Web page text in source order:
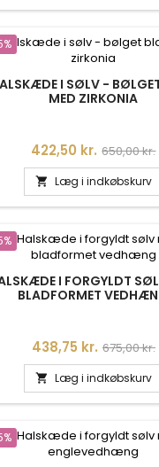
I SØLV -
MED ZIRKONIA
Pris
422,50 kr. 650,00 kr.
 Læg i indkøbskurv
I FORGYLDT
BLADFORMET
Pris
438,75 kr. 675,00 kr.
 Læg i indkøbskurv